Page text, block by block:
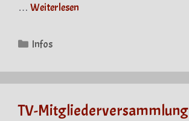
… Weiterlesen
Kategorien
Infos
TV-Mitgliederversammlung